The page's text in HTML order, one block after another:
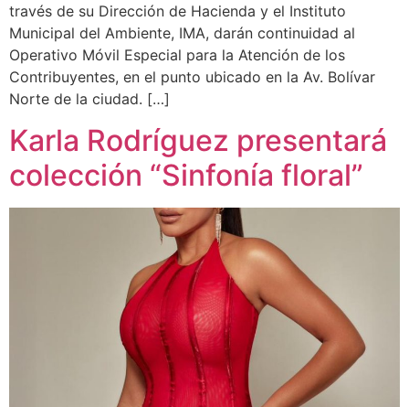
través de su Dirección de Hacienda y el Instituto
Municipal del Ambiente, IMA, darán continuidad al
Operativo Móvil Especial para la Atención de los
Contribuyentes, en el punto ubicado en la Av. Bolívar
Norte de la ciudad. […]
Karla Rodríguez presentará
colección “Sinfonía floral”